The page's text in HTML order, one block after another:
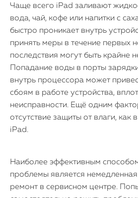
Чаще всего iPad заливают
вода, чай, кофе или напитки с
быстро проникает внутрь
принять меры в течение первых
последствия могут быть крайне
Попадание воды в порты
внутрь процессора может
сбоям в работе устройства,
неисправности. Ещё одним
отсутствие защиты от влаги, как
iPad.
Наиболее эффективным
проблемы является немедленная
ремонт в сервисном центре.